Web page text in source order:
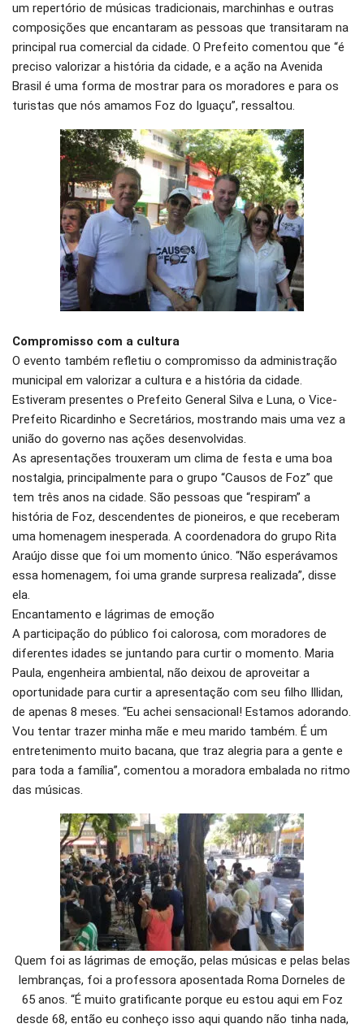
um repertório de músicas tradicionais, marchinhas e outras
composições que encantaram as pessoas que transitaram na
principal rua comercial da cidade. O Prefeito comentou que “é
preciso valorizar a história da cidade, e a ação na Avenida
Brasil é uma forma de mostrar para os moradores e para os
turistas que nós amamos Foz do Iguaçu”, ressaltou.
Compromisso com a cultura
O evento também refletiu o compromisso da administração
municipal em valorizar a cultura e a história da cidade.
Estiveram presentes o Prefeito General Silva e Luna, o Vice-
Prefeito Ricardinho e Secretários, mostrando mais uma vez a
união do governo nas ações desenvolvidas.
As apresentações trouxeram um clima de festa e uma boa
nostalgia, principalmente para o grupo “Causos de Foz” que
tem três anos na cidade. São pessoas que “respiram” a
história de Foz, descendentes de pioneiros, e que receberam
uma homenagem inesperada. A coordenadora do grupo Rita
Araújo disse que foi um momento único. “Não esperávamos
essa homenagem, foi uma grande surpresa realizada”, disse
ela.
Encantamento e lágrimas de emoção
A participação do público foi calorosa, com moradores de
diferentes idades se juntando para curtir o momento. Maria
Paula, engenheira ambiental, não deixou de aproveitar a
oportunidade para curtir a apresentação com seu filho Illidan,
de apenas 8 meses. “Eu achei sensacional! Estamos adorando.
Vou tentar trazer minha mãe e meu marido também. É um
entretenimento muito bacana, que traz alegria para a gente e
para toda a família”, comentou a moradora embalada no ritmo
das músicas.
Quem foi as lágrimas de emoção, pelas músicas e pelas belas
lembranças, foi a professora aposentada Roma Dorneles de
65 anos. “É muito gratificante porque eu estou aqui em Foz
desde 68, então eu conheço isso aqui quando não tinha nada,